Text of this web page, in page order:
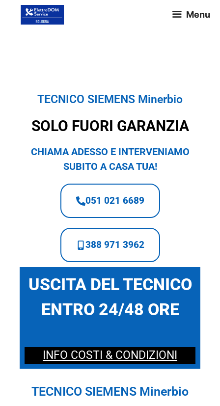
Menu
TECNICO SIEMENS Minerbio
SOLO FUORI GARANZIA
CHIAMA ADESSO E INTERVENIAMO
SUBITO A CASA TUA!
051 021 6689
388 971 3962
USCITA DEL TECNICO
ENTRO 24/48 ORE
INFO COSTI & CONDIZIONI
TECNICO SIEMENS Minerbio